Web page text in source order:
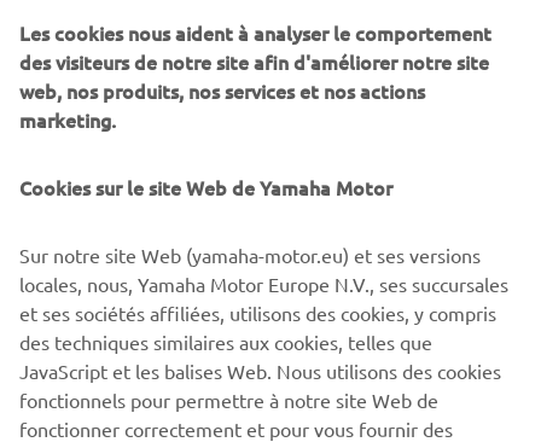
Politique de base
Viser à réduire davantage le CO2 émis par une personne
en déplacement.
passer à des sources d'alimentation à faibles
Favoriser l'usage d'une mobilité personnelle à
faibles émissions de CO2
Documents connexes (uniquement disponible en
anglais)
Rapport Global Annuel 2021
Présentation de la conférence de presse
Les cookies nous aident à analyser le comportement
des visiteurs de notre site afin d'améliorer notre site
web, nos produits, nos services et nos actions
marketing.
Cookies sur le site Web de Yamaha Motor
Sur notre site Web (yamaha-motor.eu) et ses versions
locales, nous, Yamaha Motor Europe N.V., ses succursales
et ses sociétés affiliées, utilisons des cookies, y compris
des techniques similaires aux cookies, telles que
JavaScript et les balises Web. Nous utilisons des cookies
fonctionnels pour permettre à notre site Web de
fonctionner correctement et pour vous fournir des